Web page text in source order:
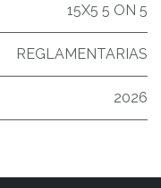
15X5 5 ON 5
REGLAMENTARIAS
2026